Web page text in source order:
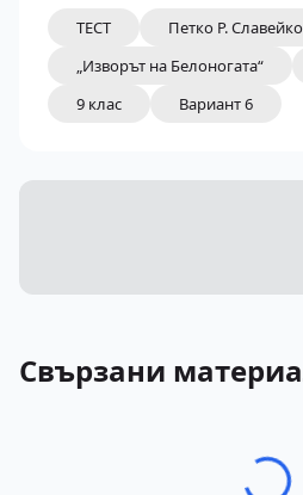
ТЕСТ
Петко Р.
„Изворът на Белоногата“
9 клас
Вариант 6
Свързани